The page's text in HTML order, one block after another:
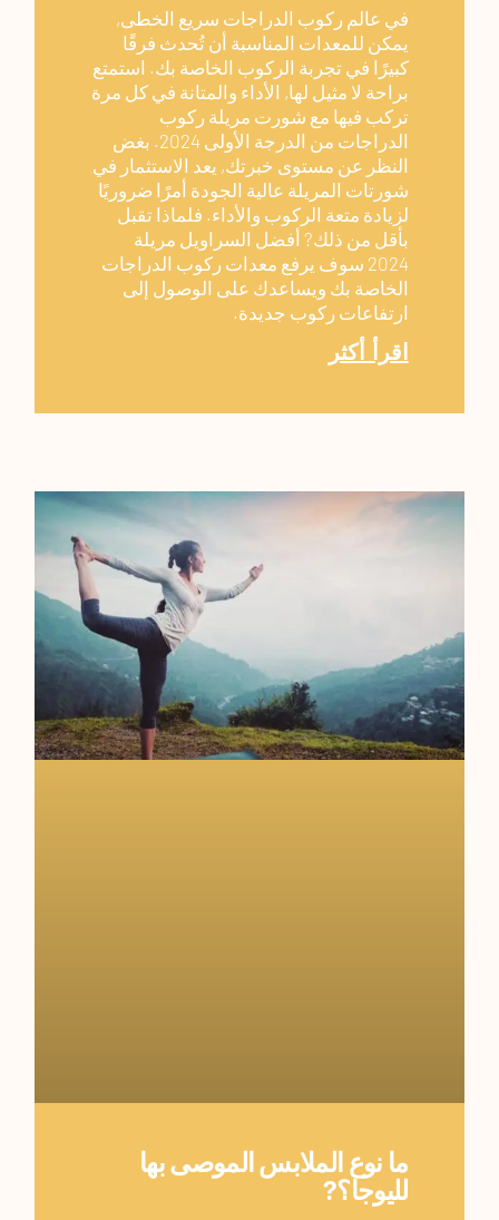
في عالم ركوب الدراجات سريع الخطى,
يمكن للمعدات المناسبة أن تُحدث فرقًا
كبيرًا في تجربة الركوب الخاصة بك. استمتع
براحة لا مثيل لها, الأداء والمتانة في كل مرة
تركب فيها مع شورت مريلة ركوب
الدراجات من الدرجة الأولى 2024. بغض
النظر عن مستوى خبرتك, يعد الاستثمار في
شورتات المريلة عالية الجودة أمرًا ضروريًا
لزيادة متعة الركوب والأداء. فلماذا تقبل
بأقل من ذلك? أفضل السراويل مريلة
2024 سوف يرفع معدات ركوب الدراجات
الخاصة بك ويساعدك على الوصول إلى
ارتفاعات ركوب جديدة.
اقرأ أكثر
ما نوع الملابس الموصى بها
لليوجا؟?